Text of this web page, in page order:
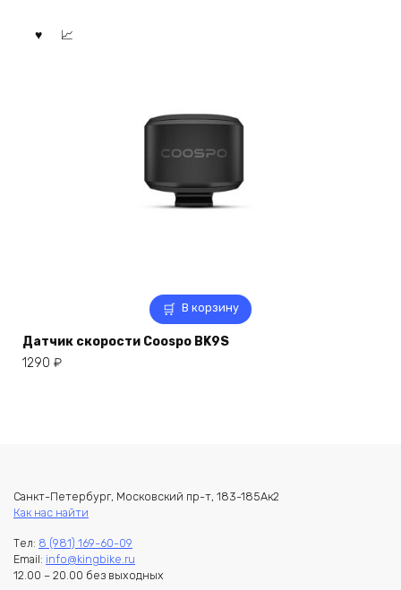
В корзину
Датчик скорости Coospo BK9S
1290 ₽
Санкт-Петербург, Московский пр-т, 183-185Ак2
Как нас найти
Тел: 8 (981) 169-60-09
Email: info@kingbike.ru
12.00 – 20.00 без выходных